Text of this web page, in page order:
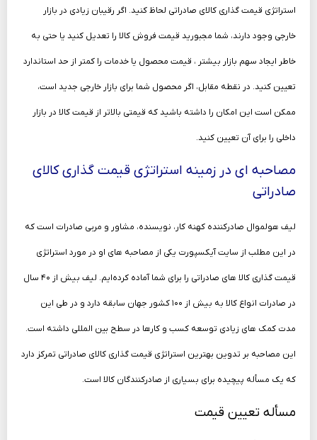
استراتژی قیمت گذاری کالای صادراتی لحاظ کنید. اگر رقیبان زیادی در بازار
خارجی وجود دارند، شما مجبورید قیمت فروش کالا را تعدیل کنید یا حتی به
خاطر ایجاد سهم بازار بیشتر ، قیمت محصول یا خدمات را کمتر از حد استاندارد
تعیین کنید. در نقطه مقابل، اگر محصول شما برای بازار خارجی جدید است،
ممکن است این امکان را داشته باشید که قیمتی بالاتر از قیمت کالا در بازار
داخلی را برای آن تعیین کنید.
مصاحبه­ ای در زمینه استراتژی قیمت گذاری کالای
صادراتی
لیف هولموال صادرکننده کهنه‌ کار، نویسنده، مشاور و مربی صادرات است که
در این مطلب از سایت آیکسپورت یکی از مصاحبه‌ های او در مورد استراتژی
قیمت گذاری کالا های صادراتی را برای شما آماده کرده‌ایم. لیف بیش از ۴۰ سال
در صادرات انواع کالا به بیش از ۱۰۰ کشور جهان سابقه دارد و در طی این
مدت کمک‌ های زیادی توسعه کسب و کارها در سطح بین­ المللی داشته است.
این مصاحبه بر تدوین بهترین استراتژی قیمت گذاری کالای صادراتی تمرکز دارد
که یک مسأله پیچیده برای بسیاری از صادرکنندگان کالا است.
مسأله تعیین قیمت